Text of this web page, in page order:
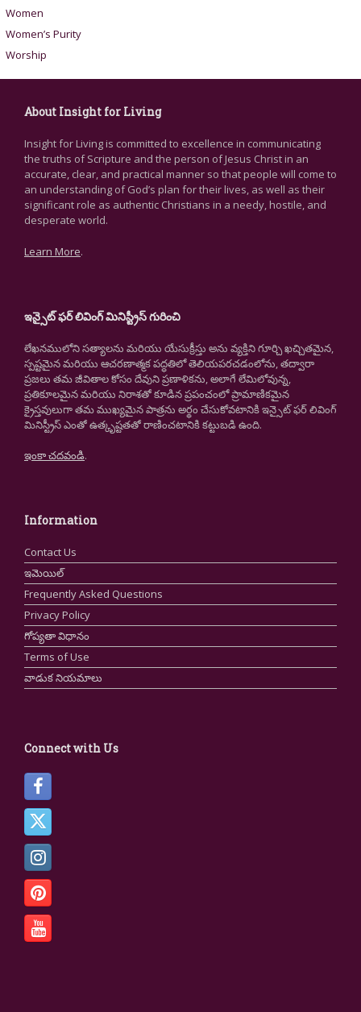
Women
Women’s Purity
Worship
About Insight for Living
Insight for Living is committed to excellence in communicating
the truths of Scripture and the person of Jesus Christ in an
accurate, clear, and practical manner so that people will come to
an understanding of God’s plan for their lives, as well as their
significant role as authentic Christians in a needy, hostile, and
desperate world.
Learn More.
ఇన్సైట్ ఫర్ లివింగ్ మినిస్ట్రీస్ గురించి
లేఖనములోని సత్యాలను మరియు యేసుక్రీస్తు అను వ్యక్తిని గూర్చి ఖచ్చితమైన,
స్పష్టమైన మరియు ఆచరణాత్మక పద్ధతిలో తెలియపరచడంలోను, తద్వారా
ప్రజలు తమ జీవితాల కోసం దేవుని ప్రణాళికను, అలాగే లేమిలోవున్న,
ప్రతికూలమైన మరియు నిరాశతో కూడిన ప్రపంచంలో ప్రామాణికమైన
క్రైస్తవులుగా తమ ముఖ్యమైన పాత్రను అర్థం చేసుకోవటానికి ఇన్సైట్ ఫర్ లివింగ్
మినిస్ట్రీస్ ఎంతో ఉత్కృష్టతతో రాణించటానికి కట్టుబడి ఉంది.
ఇంకా చదవండి.
Information
Contact Us
ఇమెయిల్
Frequently Asked Questions
Privacy Policy
గోప్యతా విధానం
Terms of Use
వాడుక నియమాలు
Connect with Us